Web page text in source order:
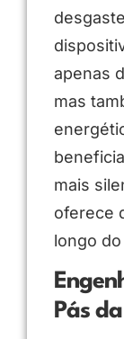
apenas
mas
mais
oferece
longo
Pás